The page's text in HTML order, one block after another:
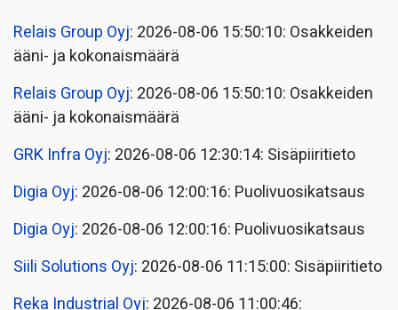
Relais Group Oyj: 2026-08-06 15:50:10: Osakkeiden
ääni- ja kokonaismäärä
Relais Group Oyj: 2026-08-06 15:50:10: Osakkeiden
ääni- ja kokonaismäärä
GRK Infra Oyj: 2026-08-06 12:30:14: Sisäpiiritieto
Digia Oyj: 2026-08-06 12:00:16: Puolivuosikatsaus
Digia Oyj: 2026-08-06 12:00:16: Puolivuosikatsaus
Siili Solutions Oyj: 2026-08-06 11:15:00: Sisäpiiritieto
Reka Industrial Oyj: 2026-08-06 11:00:46: